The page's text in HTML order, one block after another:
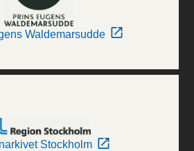
Waldemarsudde
Stockholm